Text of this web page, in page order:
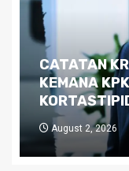
Dilema
Kutukan
Pemimpin
July 29, 2026